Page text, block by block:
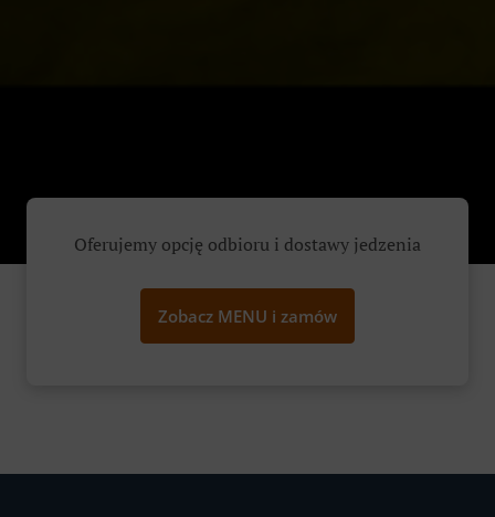
Oferujemy opcję odbioru i dostawy jedzenia
Zobacz MENU i zamów